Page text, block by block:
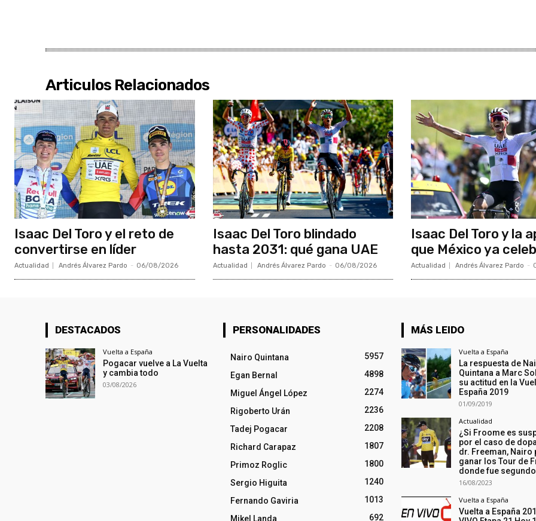
Articulos Relacionados
Isaac Del Toro y el reto de
convertirse en líder
Actualidad Andrés Álvarez Pardo - 06/08/2026
Isaac Del Toro blindado
hasta 2031: qué gana UAE
Actualidad Andrés Álvarez Pardo - 06/08/2026
Isaac Del Toro y la
que México ya
Actualidad Andrés Álvarez Pardo -
DESTACADOS
Vuelta a España
Pogacar vuelve a La Vuelta
y cambia todo
03/08/2026
PERSONALIDADES
Nairo Quintana
5957
Egan Bernal
4898
Miguel Ángel López
2274
Rigoberto Urán
2236
Tadej Pogacar
2208
Richard Carapaz
1807
Primoz Roglic
1800
Sergio Higuita
1240
Fernando Gaviria
1013
Mikel Landa
692
MÁS LEIDO
Vuelta a España
La respuesta de
Quintana a Marc
su actitud en la
España 2019
01/09/2019
Actualidad
¿Si Froome es
por el caso de
dr. Freeman, Nairo
ganar los Tour de
donde fue
16/08/2023
Vuelta a España
Vuelta a España